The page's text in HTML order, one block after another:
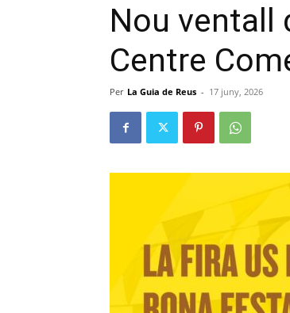
Nou ventall
Centre
Per La Guia de Reus - 17 juny, 2026